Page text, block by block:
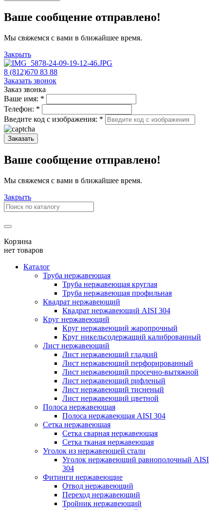
Ваше сообщение отправлено!
Мы свяжемся с вами в ближайшее время.
Закрыть
8 (812)670 83 88
Заказать звонок
Заказ звонка
Ваше имя: *
Телефон: *
Введите код с изображения: *
Заказать
Ваше сообщение отправлено!
Мы свяжемся с вами в ближайшее время.
Закрыть
Корзина
нет товаров
Каталог
Труба нержавеющая
Труба нержавеющая круглая
Труба нержавеющая профильная
Квадрат нержавеющий
Квадрат нержавеющий AISI 304
Круг нержавеющий
Круг нержавеющий жаропрочный
Круг никельсодержащий калиброванный
Лист нержавеющий
Лист нержавеющий гладкий
Лист нержавеющий перфорированный
Лист нержавеющий просечно-вытяжной
Лист нержавеющий рифленый
Лист нержавеющий тисненый
Лист нержавеющий цветной
Полоса нержавеющая
Полоса нержавеющая AISI 304
Сетка нержавеющая
Сетка сварная нержавеющая
Сетка тканая нержавеющая
Уголок из нержавеющей стали
Уголок нержавеющий равнополочный AISI
304
Фитинги нержавеющие
Отвод нержавеющий
Переход нержавеющий
Тройник нержавеющий